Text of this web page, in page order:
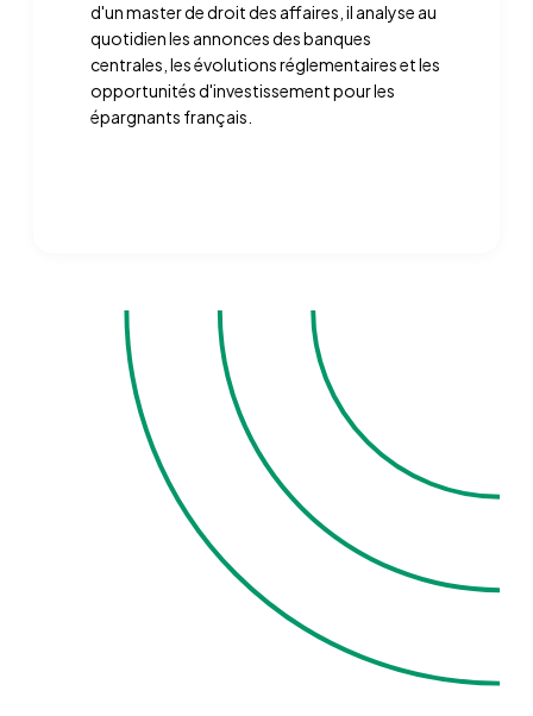
d'un master de droit des affaires, il analyse au
quotidien les annonces des banques
centrales, les évolutions réglementaires et les
opportunités d'investissement pour les
épargnants français.